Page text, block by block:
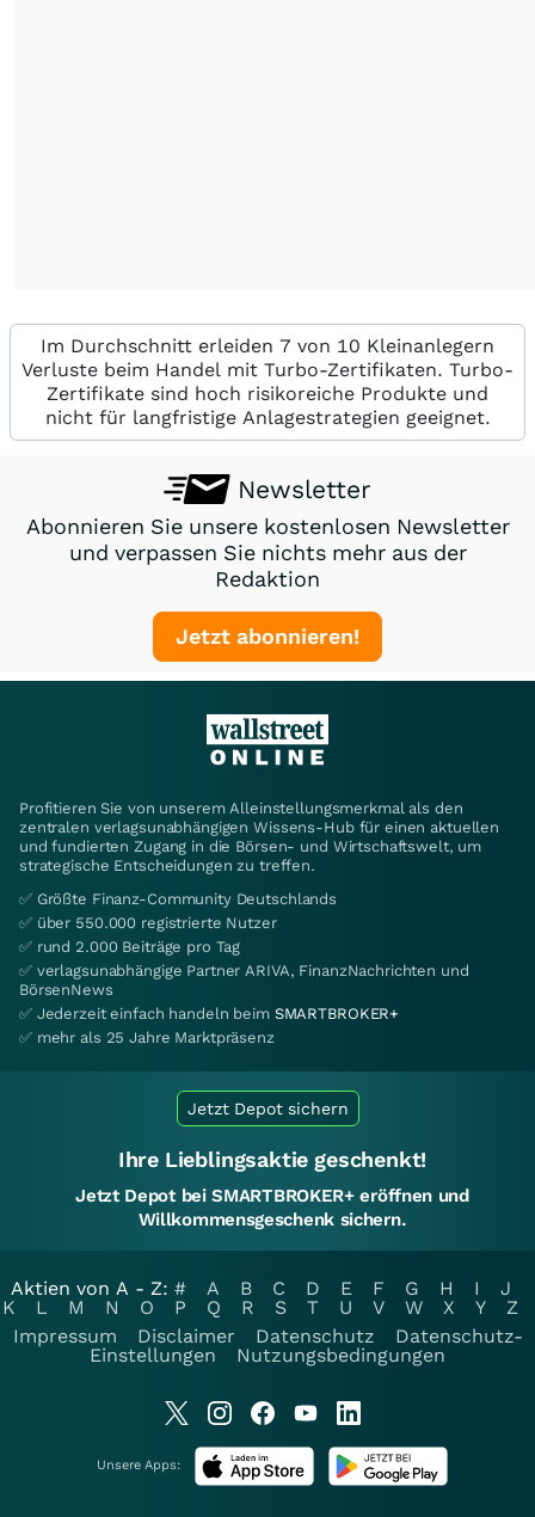
Im Durchschnitt erleiden 7 von 10 Kleinanlegern
Verluste beim Handel mit Turbo-Zertifikaten. Turbo-
Zertifikate sind hoch risikoreiche Produkte und
nicht für langfristige Anlagestrategien geeignet.
Newsletter
Abonnieren Sie unsere kostenlosen Newsletter
und verpassen Sie nichts mehr aus der
Redaktion
Jetzt abonnieren!
Profitieren Sie von unserem Alleinstellungsmerkmal als den
zentralen verlagsunabhängigen Wissens-Hub für einen aktuellen
und fundierten Zugang in die Börsen- und Wirtschaftswelt, um
strategische Entscheidungen zu treffen.
✅ Größte Finanz-Community Deutschlands
✅ über 550.000 registrierte Nutzer
✅ rund 2.000 Beiträge pro Tag
✅ verlagsunabhängige Partner ARIVA, FinanzNachrichten und
BörsenNews
✅ Jederzeit einfach handeln beim SMARTBROKER+
✅ mehr als 25 Jahre Marktpräsenz
Jetzt Depot sichern
Ihre Lieblingsaktie geschenkt!
Jetzt Depot bei SMARTBROKER+ eröffnen und
Willkommensgeschenk sichern.
Aktien von A - Z: # A B C D E F G H I
J
K
L M N O P Q R S T U V W X Y
Z
Impressum
Disclaimer Datenschutz
Datenschutz-
Einstellungen
Nutzungsbedingungen
Unsere Apps: